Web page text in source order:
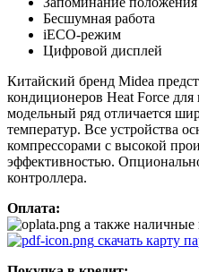
Бесшумная работа
iECO-режим
Цифровой дисплей
Китайский бренд Midea
кондиционеров Heat Force
модельный ряд отличается
температур. Все устройства
компрессорами с высокой
эффективностью.
контроллера.
Оплата:
а также наличные
скачать карту